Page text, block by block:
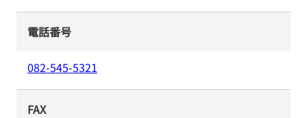
電話番号
082-545-5321
FAX